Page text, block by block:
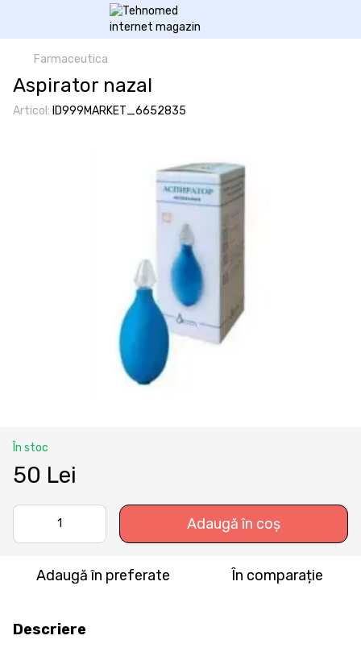
Farmaceutica
Aspirator nazal
Articol: ID999MARKET_6652835
În stoc
50 Lei
Adaugă în coș
Adaugă în preferate În comparație
Descriere